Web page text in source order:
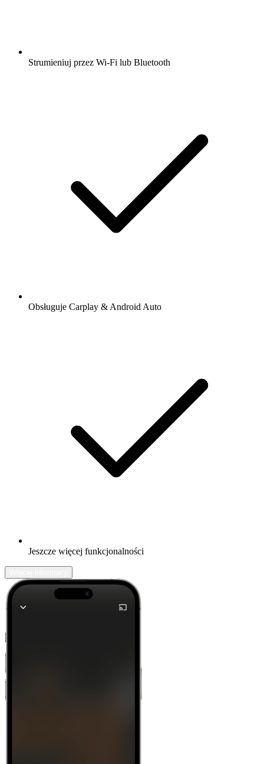
Strumieniuj przez Wi-Fi lub Bluetooth
Obsługuje Carplay & Android Auto
Jeszcze więcej funkcjonalności